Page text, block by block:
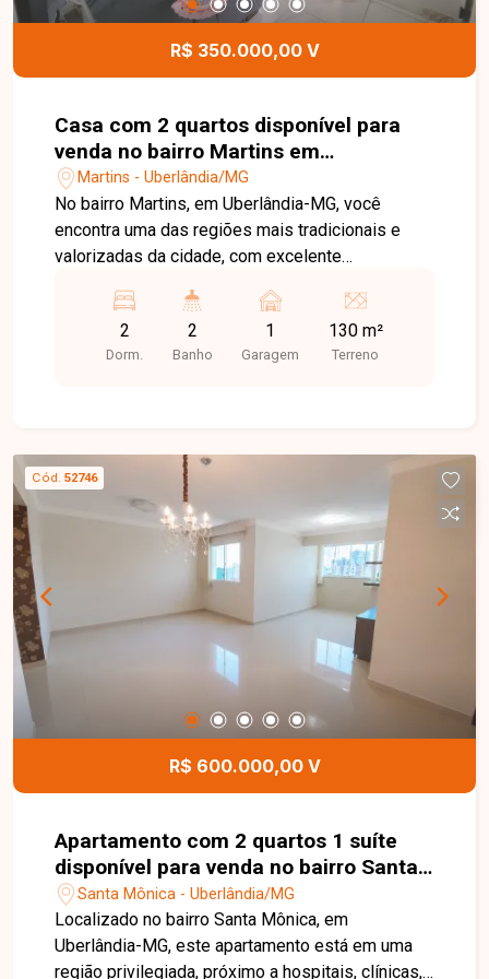
busca uma casa espaçosa, bem distribuída e
localizada em um dos bairros tradicionais de
Uberlândia. Entre em contato e agende sua visita!
R$ 350.000,00 V
Casa com 2 quartos disponível para
venda no bairro Martins em
Uberlândia-MG
Martins - Uberlândia/MG
No bairro Martins, em Uberlândia-MG, você
encontra uma das regiões mais tradicionais e
valorizadas da cidade, com excelente
principais avenidas, além de estar próximo a
supermercados, escolas, hospitais, farmácias e
diversos comércios, proporcionando praticidade
banheiro social, cozinha, 2 banheiros, varanda e 1
vaga de garagem coberta. O imóvel possui
ambientes bem distribuídos e funcionais, sendo
uma excelente opção para quem busca conforto
em uma localização privilegiada. Uma excelente
oportunidade para morar ou investir em um dos
bairros mais procurados de Uberlândia. Entre em
contato e agende sua visita para conhecer todos
os detalhes deste imóvel.
2
Dorm.
2
Banho
1
Garagem
130 m²
Terreno
Cód. 52746
R$ 600.000,00 V
Apartamento com 2 quartos 1 suíte
disponível para venda no bairro Santa
Mônica em Uberlândia-MG.
Santa Mônica - Uberlândia/MG
Localizado no bairro Santa Mônica, em
Uberlândia-MG, este apartamento está em uma
região privilegiada, próximo a hospitais, clínicas,